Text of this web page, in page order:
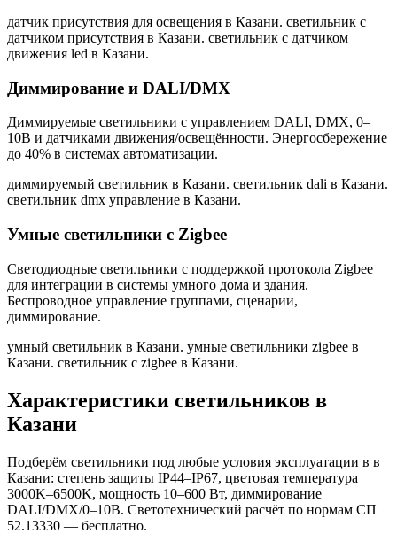
датчик присутствия для освещения в Казани. светильник с
датчиком присутствия в Казани. светильник с датчиком
движения led в Казани.
Диммирование и DALI/DMX
Диммируемые светильники с управлением DALI, DMX, 0–
10В и датчиками движения/освещённости. Энергосбережение
до 40% в системах автоматизации.
диммируемый светильник в Казани. светильник dali в Казани.
светильник dmx управление в Казани.
Умные светильники с Zigbee
Светодиодные светильники с поддержкой протокола Zigbee
для интеграции в системы умного дома и здания.
Беспроводное управление группами, сценарии,
диммирование.
умный светильник в Казани. умные светильники zigbee в
Казани. светильник с zigbee в Казани.
Характеристики светильников в
Казани
Подберём светильники под любые условия эксплуатации в в
Казани: степень защиты IP44–IP67, цветовая температура
3000K–6500K, мощность 10–600 Вт, диммирование
DALI/DMX/0–10В. Светотехнический расчёт по нормам СП
52.13330 — бесплатно.